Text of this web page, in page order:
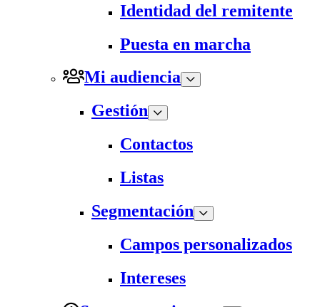
Identidad del remitente
Puesta en marcha
Mi audiencia
Gestión
Contactos
Listas
Segmentación
Campos personalizados
Intereses